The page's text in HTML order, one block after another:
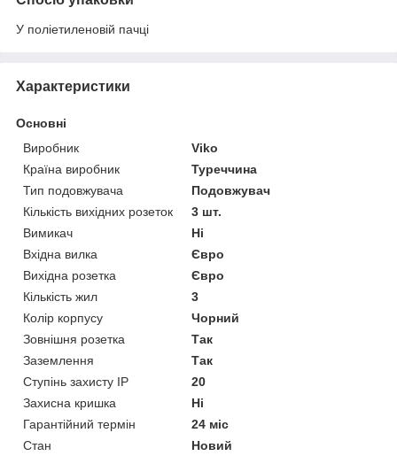
У поліетиленовій пачці
Характеристики
Основні
Виробник
Viko
Країна виробник
Туреччина
Тип подовжувача
Подовжувач
Кількість вихідних розеток
3 шт.
Вимикач
Ні
Вхідна вилка
Євро
Вихідна розетка
Євро
Кількість жил
3
Колір корпусу
Чорний
Зовнішня розетка
Так
Заземлення
Так
Ступінь захисту IP
20
Захисна кришка
Ні
Гарантійний термін
24 міс
Стан
Новий